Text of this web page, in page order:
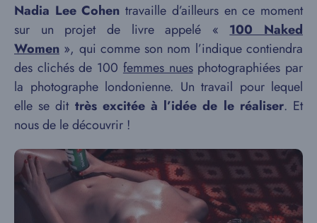
Nadia Lee Cohen travaille d’ailleurs en ce moment
sur un projet de livre appelé « 100 Naked
Women », qui comme son nom l’indique contiendra
des clichés de 100 femmes nuesphotographiées par
la photographe londonienne. Un travail pour lequel
elle se dit très excitée à l’idée de le réaliser. Et
nous de le découvrir !